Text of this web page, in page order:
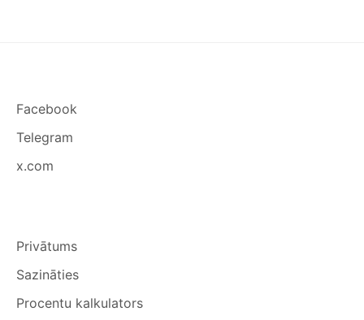
Facebook
Telegram
x.com
Privātums
Sazināties
Procentu kalkulators